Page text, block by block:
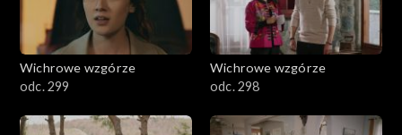
Wichrowe wzgórze
odc. 299
Wichrowe wzgórze
odc. 298